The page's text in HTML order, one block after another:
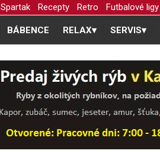
Spartak Recepty Retro Futbalové ligy
BÁBENCE RELAX▾ SERVIS▾